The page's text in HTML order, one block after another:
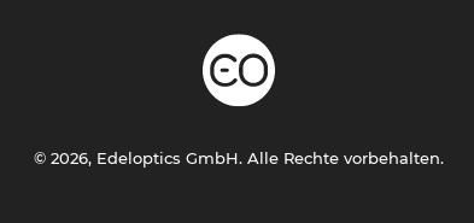
© 2026, Edeloptics GmbH. Alle Rechte vorbehalten.